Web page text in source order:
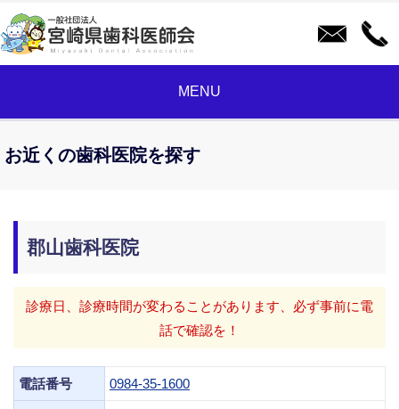
MENU
お近くの歯科医院を探す
郡山歯科医院
診療日、診療時間が変わることがあります、必ず事前に電
話で確認を！
電話番号 0984-35-1600